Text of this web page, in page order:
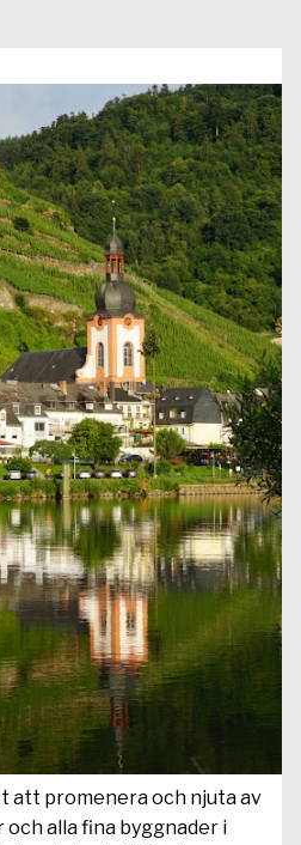
att promenera och njuta av
och alla fina byggnader i